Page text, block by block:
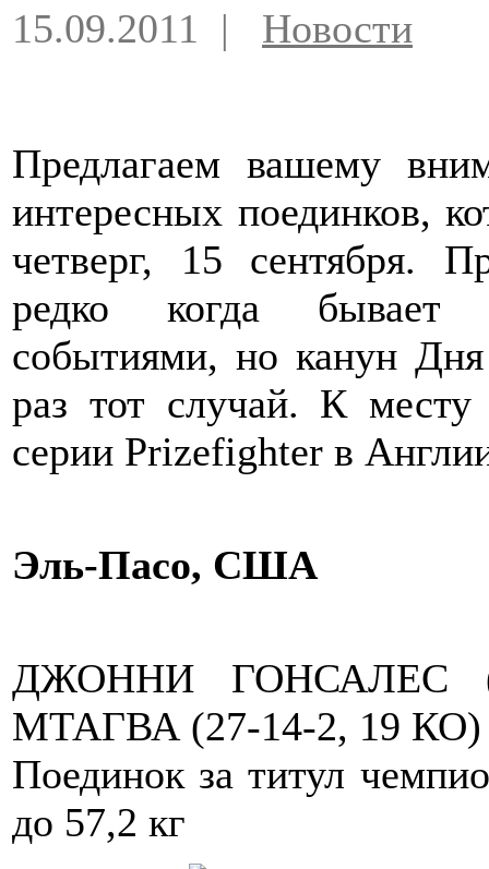
15.09.2011 | Новости
Предлагаем вашему
интересных поединков,
четверг, 15 сентября.
редко когда бывает
событиями, но канун
раз тот случай. К
серии Prizefighter в
Эль-Пасо, США
ДЖОННИ ГОНСАЛЕС
МТАГВА (27-14-2, 19 КО)
Поединок за титул
до 57,2 кг